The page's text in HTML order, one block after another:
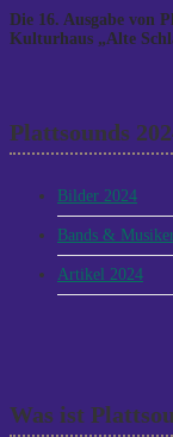
Die 16. Ausgabe von
Kulturhaus „Alte
Plattsounds
Bilder 2024
Bands &
Artikel 2024
Was ist